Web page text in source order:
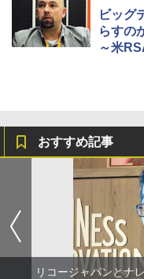
ビッグ
らすの
～米
おすすめ記事
リコージャパンとナ